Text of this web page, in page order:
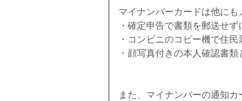
マイナンバーカードは他にも
・確定申告で書類を郵送せ
・コンビニのコピー機で住
・顔写真付きの本人確認書類
また、マイナンバーの通知カ